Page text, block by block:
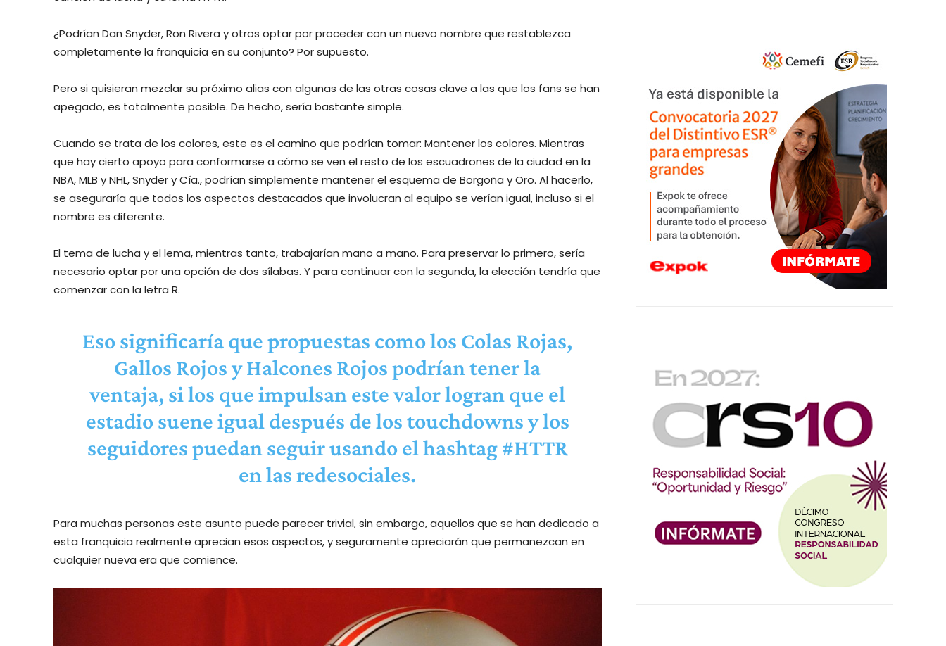
¿Podrían Dan Snyder, Ron Rivera y otros optar por proceder con un nuevo nombre que restablezca
completamente la franquicia en su conjunto? Por supuesto.
Pero si quisieran mezclar su próximo alias con algunas de las otras cosas clave a las que los fans se han
apegado, es totalmente posible. De hecho, sería bastante simple.
Cuando se trata de los colores, este es el camino que podrían tomar: Mantener los colores. Mientras
que hay cierto apoyo para conformarse a cómo se ven el resto de los escuadrones de la ciudad en la
NBA, MLB y NHL, Snyder y Cía., podrían simplemente mantener el esquema de Borgoña y Oro. Al hacerlo,
se aseguraría que todos los aspectos destacados que involucran al equipo se verían igual, incluso si el
nombre es diferente.
El tema de lucha y el lema, mientras tanto, trabajarían mano a mano. Para preservar lo primero, sería
necesario optar por una opción de dos sílabas. Y para continuar con la segunda, la elección tendría que
comenzar con la letra R.
Eso significaría que propuestas como los Colas Rojas,
Gallos Rojos y Halcones Rojos podrían tener la
ventaja, si los que impulsan este valor logran que el
estadio suene igual después de los touchdowns y los
seguidores puedan seguir usando el hashtag #HTTR
en las redesociales.
Para muchas personas este asunto puede parecer trivial, sin embargo, aquellos que se han dedicado a
esta franquicia realmente aprecian esos aspectos, y seguramente apreciarán que permanezcan en
cualquier nueva era que comience.